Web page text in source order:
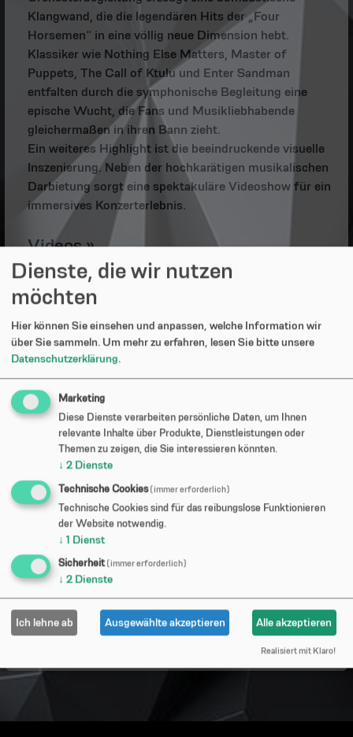
Klangwand, die die legendären Hits der „Four
Horsemen“ in eine völlig neue Dimension hebt.
Klassiker wie Nothing Else Matters, Master of
Puppets, The Call of Ktulu und Enter Sandman
entfalten durch die symphonische Begleitung eine
epische Wucht, die Fans und Musikliebhabende
gleichermaßen in ihren Bann zieht.
Ein weiteres Highlight ist die beeindruckende visuelle
Inszenierung. Neben der hochkarätigen musikalischen
Darbietung sorgt eine spektakuläre Videoshow für ein
immersives Konzerterlebnis.
Videos »
Möchten Sie von
Ja
müssen SieYoutube Video
zustimmen.
Dienste, die wir nutzen
möchten
Hier können Sie einsehen und anpassen, welche Information wir
über Sie sammeln. Um mehr zu erfahren, lesen Sie bitte unsere
Datenschutzerklärung.
Marketing
Diese Dienste verarbeiten persönliche Daten, um Ihnen
relevante Inhalte über Produkte, Dienstleistungen oder
Themen zu zeigen, die Sie interessieren könnten.
↓ 2 Dienste
Technische Cookies (immer erforderlich)
Technische Cookies sind für das reibungslose Funktionieren
der Website notwendig.
↓ 1 Dienst
Sicherheit (immer erforderlich)
↓ 2 Dienste
Ich lehne ab Ausgewählte akzeptieren Alle akzeptieren
Realisiert mit Klaro!